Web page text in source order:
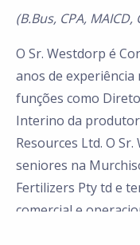
(B.Bus, CPA,
O Sr. Westdorp é
anos de
funções como
Interino da
Resources Ltd. O
seniores na
Fertilizers Pty td e
comercial e
,